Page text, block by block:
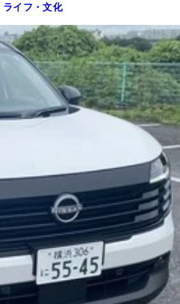
ライフ・文化